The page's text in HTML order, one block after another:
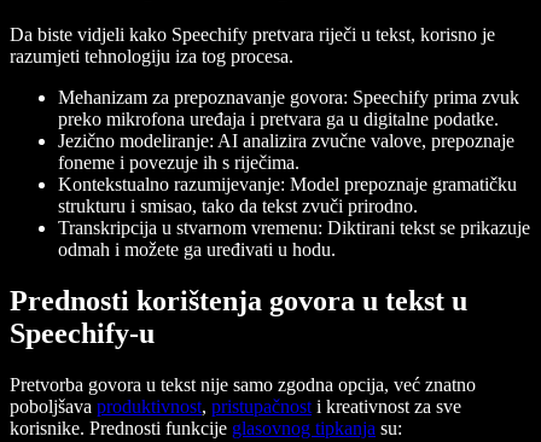
Da biste vidjeli kako Speechify pretvara riječi u tekst, korisno je
razumjeti tehnologiju iza tog procesa.
Mehanizam za prepoznavanje govora: Speechify prima zvuk
preko mikrofona uređaja i pretvara ga u digitalne podatke.
Jezično modeliranje: AI analizira zvučne valove, prepoznaje
foneme i povezuje ih s riječima.
Kontekstualno razumijevanje: Model prepoznaje gramatičku
strukturu i smisao, tako da tekst zvuči prirodno.
Transkripcija u stvarnom vremenu: Diktirani tekst se prikazuje
odmah i možete ga uređivati u hodu.
Prednosti korištenja govora u tekst u
Speechify-u
Pretvorba govora u tekst nije samo zgodna opcija, već znatno
poboljšava produktivnost, pristupačnost i kreativnost za sve
korisnike. Prednosti funkcije glasovnog tipkanja su: